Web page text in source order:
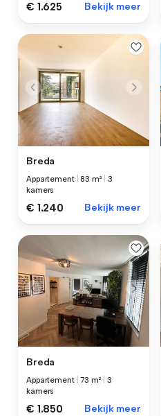
€ 1.625 Bekijk meer
Breda
Appartement |83 m²
3
kamers
€ 1.240 Bekijk meer
Breda
Appartement |73 m²
3
kamers
€ 1.850 Bekijk meer